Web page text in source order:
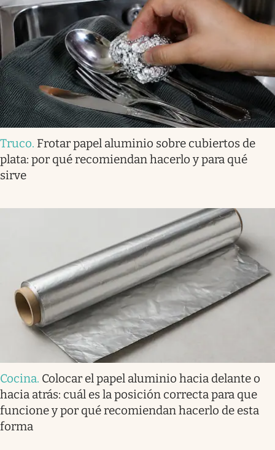
Truco. Frotar papel aluminio sobre cubiertos de
plata: por qué recomiendan hacerlo y para qué
sirve
Cocina. Colocar el papel aluminio hacia delante o
hacia atrás: cuál es la posición correcta para que
funcione y por qué recomiendan hacerlo de esta
forma